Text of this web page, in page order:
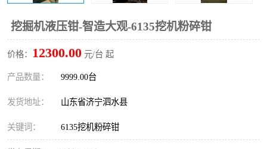
挖掘机液压钳-智造大观-6135挖机粉碎钳
价格： 12300.00 元/台 起
产品数量： 9999.00台
发货地址： 山东省济宁泗水县
关键词： 6135挖机粉碎钳
挖树机 拓荒机
滚筒筛
挖掘机破碎斗